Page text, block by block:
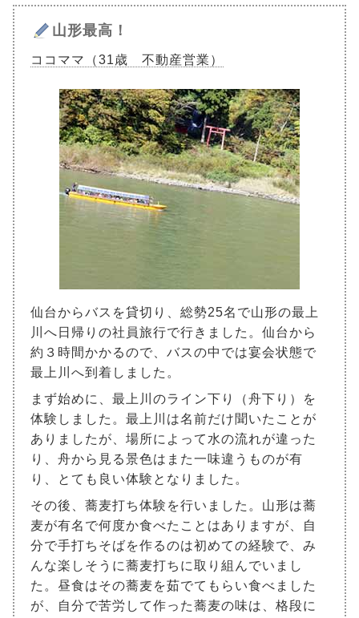
山形最高！
ココママ（31歳 不動産営業）
仙台からバスを貸切り、総勢25名で山形の最上
川へ日帰りの社員旅行で行きました。仙台から
約３時間かかるので、バスの中では宴会状態で
最上川へ到着しました。
まず始めに、最上川のライン下り（舟下り）を
体験しました。最上川は名前だけ聞いたことが
ありましたが、場所によって水の流れが違った
り、舟から見る景色はまた一味違うものが有
り、とても良い体験となりました。
その後、蕎麦打ち体験を行いました。山形は蕎
麦が有名で何度か食べたことはありますが、自
分で手打ちそばを作るのは初めての経験で、み
んな楽しそうに蕎麦打ちに取り組んでいまし
た。昼食はその蕎麦を茹でてもらい食べました
が、自分で苦労して作った蕎麦の味は、格段に